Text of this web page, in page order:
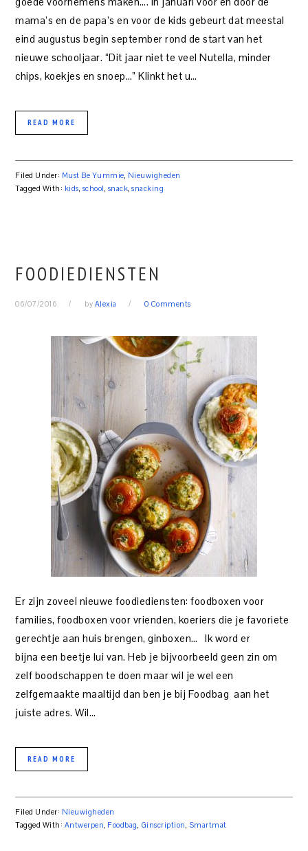
mama’s en de papa’s en voor de kids gebeurt dat meestal
eind augustus begin september rond de start van het
nieuwe schooljaar. “Dit jaar niet te veel Nutella, minder
chips, koekjes en snoep…” Klinkt het u…
READ MORE
Filed Under: Must Be Yummie Nieuwigheden
Tagged With: kids school snack ,snacking
FOODIEDIENSTEN
06/07/2016 by Alexia 0 Comments
Er zijn zoveel nieuwe foodiediensten: foodboxen voor
families, foodboxen voor vrienden, koeriers die je favoriete
gerechtje aan huis brengen, ginboxen… Ik word er
bijna een beetje lui van. Heb je bijvoorbeeld geen zin om
zelf boodschappen te doen maar wil je wel een
zelfgemaakte maaltijd dan ben je bij Foodbag aan het
juiste adres. Wil…
READ MORE
Filed Under: Nieuwigheden
Tagged With: Antwerpen Foodbag Ginscription Smartmat